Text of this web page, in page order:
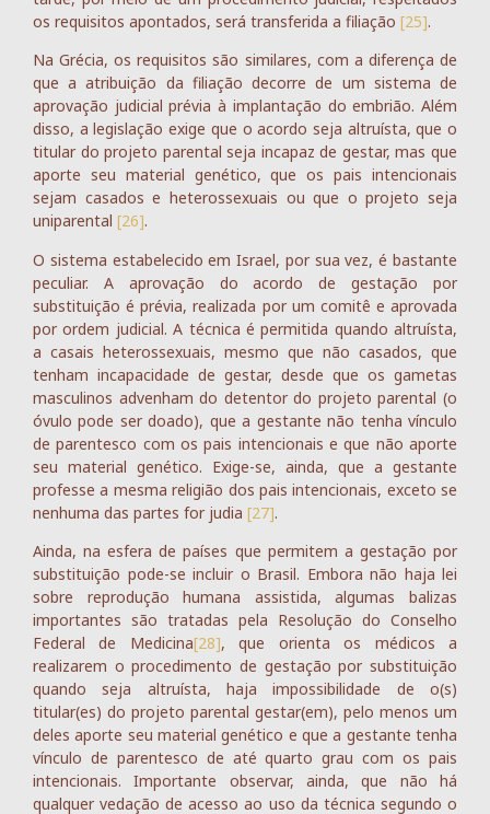
os requisitos apontados, será transferida a filiação [25].
Na Grécia, os requisitos são similares, com a diferença de
que a atribuição da filiação decorre de um sistema de
aprovação judicial prévia à implantação do embrião. Além
disso, a legislação exige que o acordo seja altruísta, que o
titular do projeto parental seja incapaz de gestar, mas que
aporte seu material genético, que os pais intencionais
sejam casados e heterossexuais ou que o projeto seja
uniparental [26].
O sistema estabelecido em Israel, por sua vez, é bastante
peculiar. A aprovação do acordo de gestação por
substituição é prévia, realizada por um comitê e aprovada
por ordem judicial. A técnica é permitida quando altruísta,
a casais heterossexuais, mesmo que não casados, que
tenham incapacidade de gestar, desde que os gametas
masculinos advenham do detentor do projeto parental (o
óvulo pode ser doado), que a gestante não tenha vínculo
de parentesco com os pais intencionais e que não aporte
seu material genético. Exige-se, ainda, que a gestante
professe a mesma religião dos pais intencionais, exceto se
nenhuma das partes for judia [27].
Ainda, na esfera de países que permitem a gestação por
substituição pode-se incluir o Brasil. Embora não haja lei
sobre reprodução humana assistida, algumas balizas
importantes são tratadas pela Resolução do Conselho
Federal de Medicina[28], que orienta os médicos a
realizarem o procedimento de gestação por substituição
quando seja altruísta, haja impossibilidade de o(s)
titular(es) do projeto parental gestar(em), pelo menos um
deles aporte seu material genético e que a gestante tenha
vínculo de parentesco de até quarto grau com os pais
intencionais. Importante observar, ainda, que não há
qualquer vedação de acesso ao uso da técnica segundo o